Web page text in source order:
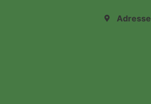
Adresse